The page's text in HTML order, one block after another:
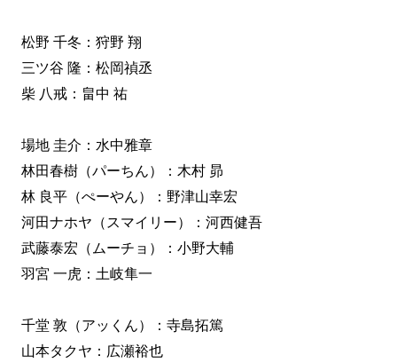
松野 千冬：狩野 翔
三ツ谷 隆：松岡禎丞
柴 八戒：畠中 祐
場地 圭介：水中雅章
林田春樹（パーちん）：木村 昴
林 良平（ぺーやん）：野津山幸宏
河田ナホヤ（スマイリー）：河西健吾
武藤泰宏（ムーチョ）：小野大輔
羽宮 一虎：土岐隼一
千堂 敦（アッくん）：寺島拓篤
山本タクヤ：広瀬裕也